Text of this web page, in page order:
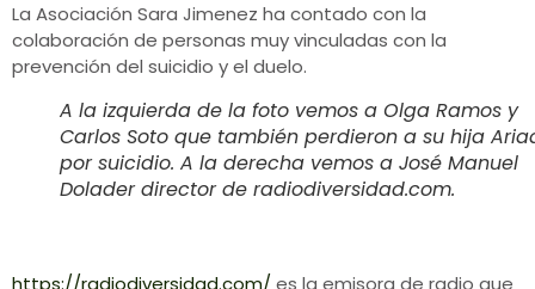
La Asociación Sara Jimenez ha contado con la
colaboración de personas muy vinculadas con la
prevención del suicidio y el duelo.
A la izquierda de la foto vemos a Olga Ramos y
Carlos Soto que también perdieron a su hija
por suicidio. A la derecha vemos a José Manuel
Dolader director de radiodiversidad.com.
https://radiodiversidad.com/es la emisora de radio que